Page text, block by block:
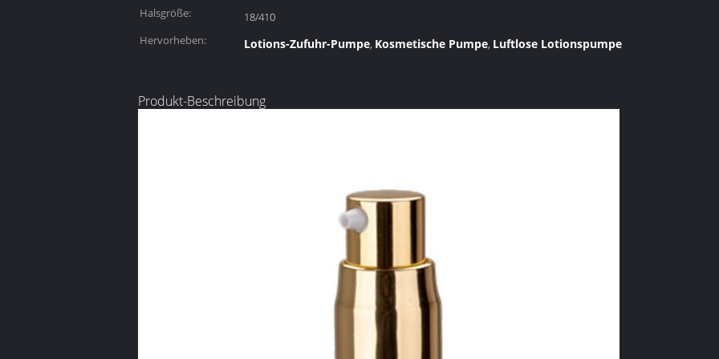
Halsgröße:
18/410
Hervorheben:
Lotions-Zufuhr-Pumpe, Kosmetische Pumpe, Luftlose Lotionspumpe
Produkt-Beschreibung